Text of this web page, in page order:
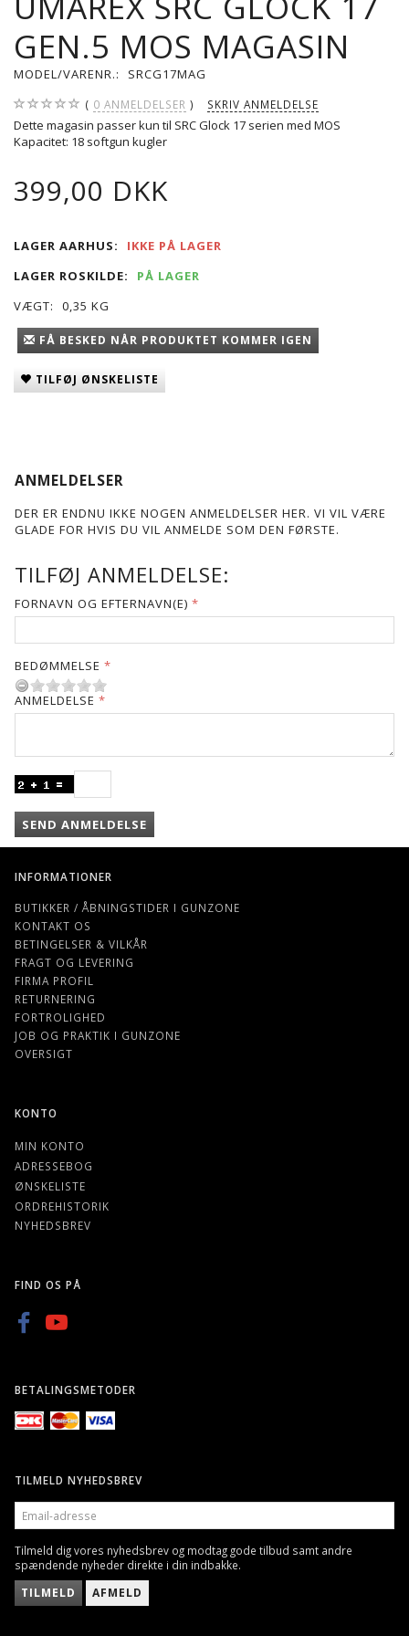
GEN.5 MOS MAGASIN
MODEL/VARENR.: SRCG17MAG
0 ANMELDELSER SKRIV ANMELDELSE
Dette magasin passer kun til SRC Glock 17 serien med MOS
Kapacitet: 18 softgun kugler
399,00 DKK
LAGER AARHUS:
IKKE PÅ LAGER
LAGER ROSKILDE:
PÅ LAGER
VÆGT:
0,35 KG
FÅ BESKED NÅR PRODUKTET KOMMER IGEN
TILFØJ ØNSKELISTE
ANMELDELSER
DER ER ENDNU IKKE NOGEN ANMELDELSER HER. VI VIL VÆRE
GLADE FOR HVIS DU VIL ANMELDE SOM DEN FØRSTE.
TILFØJ ANMELDELSE:
FORNAVN OG EFTERNAVN(E)
BEDØMMELSE
ANMELDELSE
SEND ANMELDELSE
INFORMATIONER
BUTIKKER / ÅBNINGSTIDER I GUNZONE
KONTAKT OS
BETINGELSER & VILKÅR
FRAGT OG LEVERING
FIRMA PROFIL
RETURNERING
FORTROLIGHED
JOB OG PRAKTIK I GUNZONE
OVERSIGT
KONTO
MIN KONTO
ADRESSEBOG
ØNSKELISTE
ORDREHISTORIK
NYHEDSBREV
FIND OS PÅ
BETALINGSMETODER
TILMELD NYHEDSBREV
EMAIL-
ADRESSE
Tilmeld dig vores nyhedsbrev og modtag gode tilbud samt andre
spændende nyheder direkte i din indbakke.
TILMELD AFMELD